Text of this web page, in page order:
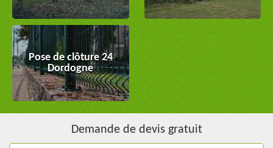
Pose de clôture 24
Dordogne
Demande de devis gratuit